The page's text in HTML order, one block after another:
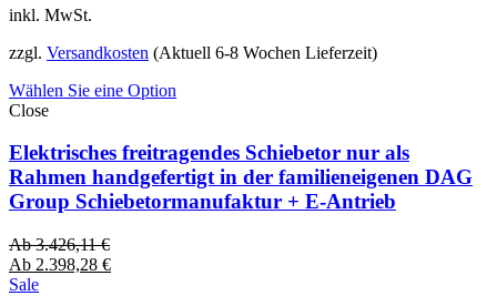
inkl. MwSt.
zzgl. Versandkosten (Aktuell 6-8 Wochen Lieferzeit)
Wählen Sie eine Option
Close
Elektrisches freitragendes Schiebetor nur als
Rahmen handgefertigt in der familieneigenen DAG
Group Schiebetormanufaktur + E-Antrieb
Ab3.426,11€
Ab 2.398,28 €
Sale